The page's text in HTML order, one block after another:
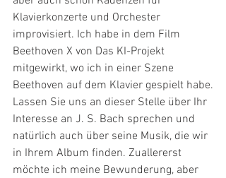
Klavierkonzerte und Orchester
improvisiert. Ich habe in dem Film
Beethoven X von Das KI-Projekt
mitgewirkt, wo ich in einer Szene
Beethoven auf dem Klavier gespielt habe.
Lassen Sie uns an dieser Stelle über Ihr
Interesse an J. S. Bach sprechen und
natürlich auch über seine Musik, die wir
in Ihrem Album finden. Zuallererst
möchte ich meine Bewunderung, aber